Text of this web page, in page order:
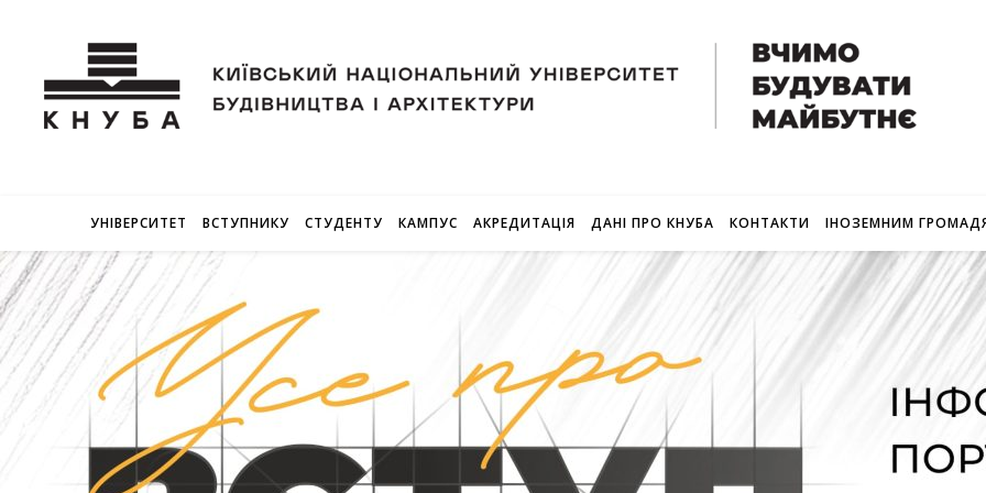
УНІВЕРСИТЕТ ВСТУПНИКУ СТУДЕНТУ КАМПУС АКРЕДИТАЦІЯ ДАНІ ПРО КНУБА КОНТАКТИ ІНОЗЕМНИМ